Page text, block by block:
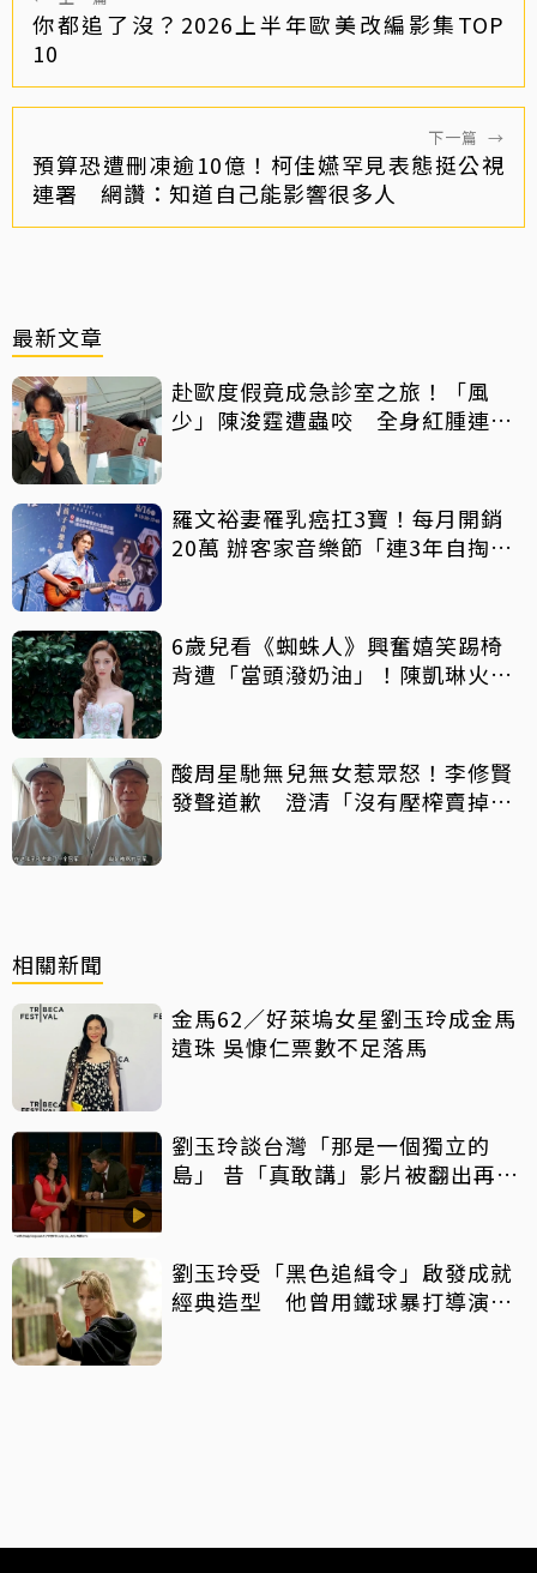
你都追了沒？2026上半年歐美改編影集TOP
10
下一篇 →
預算恐遭刪凍逾10億！柯佳嬿罕見表態挺公視
連署 網讚：知道自己能影響很多人
最新文章
赴歐度假竟成急診室之旅！「風
少」陳浚霆遭蟲咬 全身紅腫連說
羅文裕妻罹乳癌扛3寶！每月開銷
20萬 辦客家音樂節「連3年自掏6
6歲兒看《蜘蛛人》興奮嬉笑踢椅
背遭「當頭潑奶油」！陳凱琳火速
酸周星馳無兒無女惹眾怒！李修賢
發聲道歉 澄清「沒有壓榨賣掉
相關新聞
金馬62／好萊塢女星劉玉玲成金馬
遺珠 吳慷仁票數不足落馬
劉玉玲談台灣「那是一個獨立的
島」 昔「真敢講」影片被翻出再成
劉玉玲受「黑色追緝令」啟發成就
經典造型 他曾用鐵球暴打導演昆